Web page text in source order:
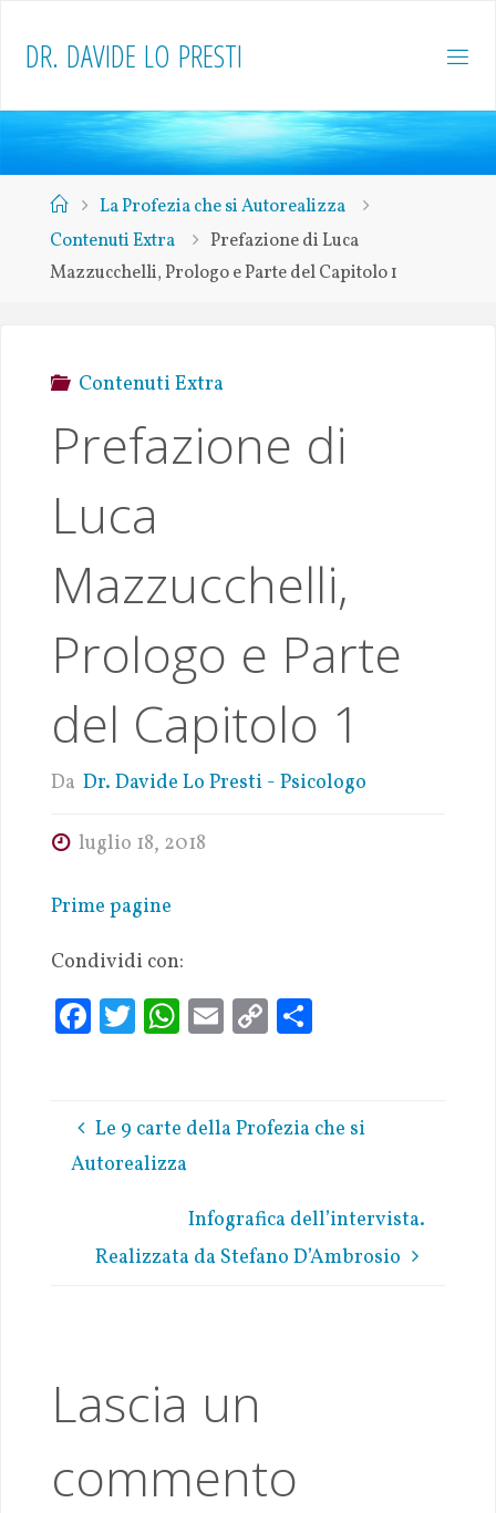
DR. DAVIDE LO PRESTI
La Profezia che si Autorealizza
Contenuti Extra
Prefazione di Luca
Mazzucchelli, Prologo e Parte del Capitolo 1
Contenuti Extra
Prefazione di
Luca
Mazzucchelli,
Prologo e Parte
del Capitolo 1
Da Dr. Davide Lo Presti - Psicologo
luglio 18, 2018
Prime pagine
Condividi con:
Fa
oo
k
T
te
r
W
s
A
p
E
l
C
y
k
S
e
Le 9 carte della Profezia che si
Autorealizza
Infografica dell’intervista.
Realizzata da Stefano D’Ambrosio
Lascia un
commento